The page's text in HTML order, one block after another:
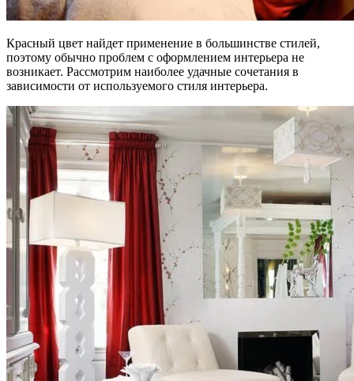
Красный цвет найдет применение в большинстве стилей,
поэтому обычно проблем с оформлением интерьера не
возникает. Рассмотрим наиболее удачные сочетания в
зависимости от используемого стиля интерьера.